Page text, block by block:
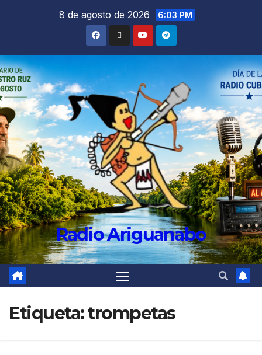
8 de agosto de 2026 6:03 PM
Radio Ariguanabo
Etiqueta:trompetas